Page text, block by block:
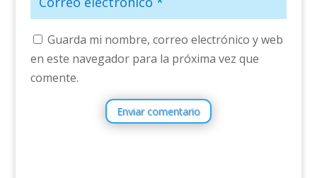
Guarda mi nombre, correo electrónico y web
en este navegador para la próxima vez que
comente.
Enviar comentario